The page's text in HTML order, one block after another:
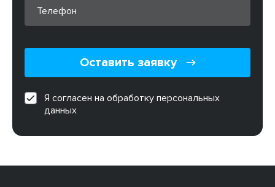
Оставить заявку
Я согласен на обработку персональных
данных